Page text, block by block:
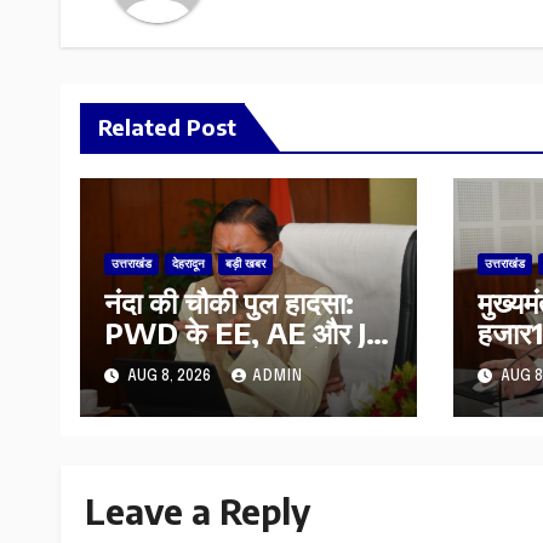
Related Post
उत्तराखंड देहरादून बड़ी खबर
नंदा की चौकी पुल हादसा:
PWD के EE, AE और JE
निलंबित, सीएम धामी के
निर्देश पर सख्त कार्रवाई
AUG 8, 2026 ADMIN
उत्तराखंड
कुल
कीAUG
Leave a Reply